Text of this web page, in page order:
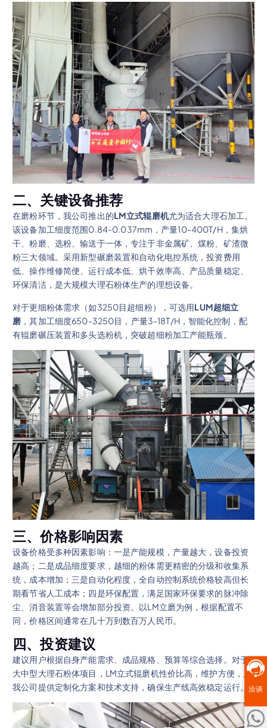
二、关键设备推荐
在磨粉环节，我公司推出的LM立式辊磨机尤为适合大理石加工。
该设备加工细度范围0.84-0.037mm，产量10-400T/H，集烘
干、粉磨、选粉、输送于一体，专注于非金属矿、煤粉、矿渣微
粉三大领域。采用新型碾磨装置和自动化电控系统，投资费用
低、操作维修简便、运行成本低、烘干效率高、产品质量稳定、
环保清洁，是大规模大理石粉体生产的理想设备。
对于更细粉体需求（如3250目超细粉），可选用LUM超细立
磨 ，其加工细度650-3250目，产量3-18T/H，智能化控制，配
有辊磨碾压装置和多头选粉机，突破超细粉加工产能瓶颈。
三、价格影响因素
设备价格受多种因素影响：一是产能规模，产量越大，设备投资
越高；二是成品细度要求，越细的粉体需更精密的分级和收集系
统，成本增加；三是自动化程度，全自动控制系统价格较高但长
期看节省人工成本；四是环保配置，满足国家环保要求的脉冲除
尘、消音装置等会增加部分投资。以LM立磨为例，根据配置不
同，价格区间通常在几十万到数百万人民币。
四、投资建议
建议用户根据自身产能需求、成品规格、预算等综合选择。对于
大中型大理石粉体项目，LM立式辊磨机性价比高，维护方便，且
我公司提供定制化方案和技术支持，确保生产线高效稳定运行。洽谈